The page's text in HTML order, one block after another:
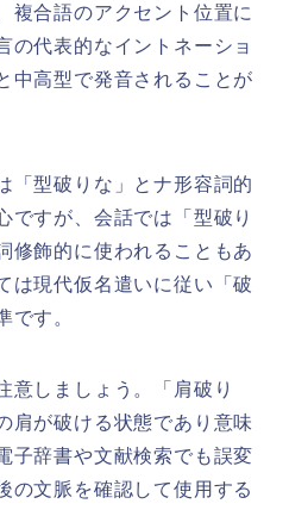
複合語のアクセント位置に
の代表的なイントネーショ
中高型で発音されることが
「型破りな」とナ形容詞的
ですが、会話では「型破り
修飾的に使われることもあ
は現代仮名遣いに従い「破
です。
意しましょう。「肩破り
肩が破ける状態であり意味
子辞書や文献検索でも誤変
の文脈を確認して使用する